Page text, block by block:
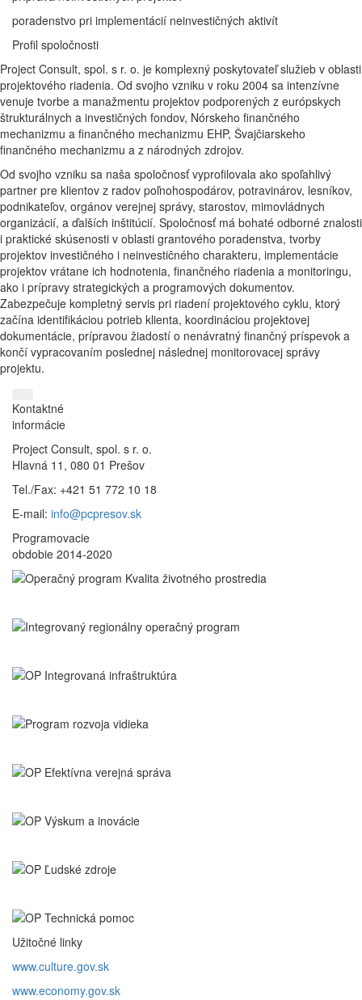
poradenstvo pri implementácií neinvestičných aktivít
Profil spoločnosti
Project Consult, spol. s r. o. je komplexný poskytovateľ služieb v oblasti
projektového riadenia. Od svojho vzniku v roku 2004 sa intenzívne
venuje tvorbe a manažmentu projektov podporených z európskych
štrukturálnych a investičných fondov, Nórskeho finančného
mechanizmu a finančného mechanizmu EHP, Švajčiarskeho
finančného mechanizmu a z národných zdrojov.
Od svojho vzniku sa naša spoločnosť vyprofilovala ako spoľahlivý
partner pre klientov z radov poľnohospodárov, potravinárov, lesníkov,
podnikateľov, orgánov verejnej správy, starostov, mimovládnych
organizácií, a ďalších inštitúcií. Spoločnosť má bohaté odborné znalosti
i praktické skúsenosti v oblasti grantového poradenstva, tvorby
projektov investičného i neinvestičného charakteru, implementácie
projektov vrátane ich hodnotenia, finančného riadenia a monitoringu,
ako i prípravy strategických a programových dokumentov.
Zabezpečuje kompletný servis pri riadení projektového cyklu, ktorý
začína identifikáciou potrieb klienta, koordináciou projektovej
dokumentácie, prípravou žiadostí o nenávratný finančný príspevok a
končí vypracovaním poslednej následnej monitorovacej správy
projektu.
Kontaktné
informácie
Project Consult, spol. s r. o.
Hlavná 11, 080 01 Prešov
Tel./Fax: +421 51 772 10 18
E-mail: info@pcpresov.sk
Programovacie
obdobie 2014-2020
Užitočné linky
www.culture.gov.sk
www.economy.gov.sk